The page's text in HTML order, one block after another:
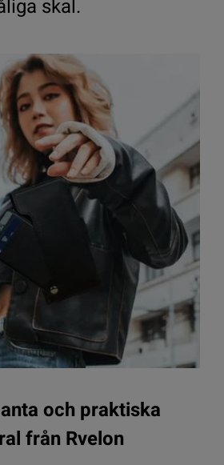
skal.
och praktiska
från Rvelon